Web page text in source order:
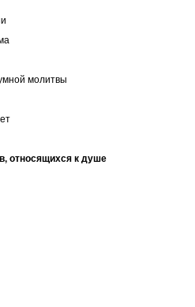
молитвы
относящихся к душе